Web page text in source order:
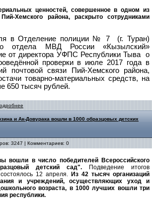
ценностей, совершенное в одном из
Хемского района, раскрыто сотрудниками
в Отделение полиции № 7 (г. Туран)
отдела МВД России «Кызылский»
от директора УФПС Республики Тыва о
проверки в июле 2017 года в
почтовой связи Пий-Хемского района,
товарно-материальных средств, на
650 тысяч рублей.
и Ак-Довурака вошли в 1000 образцовых детских
3247 | Комментариев: 0
вошли в число победителей Всероссийского
детский сад". Подведение итогов
12 апреля. Из 42 тысяч организаций
и учреждений, осуществляющих уход и
возраста, в 1000 лучших вошли три
республики.